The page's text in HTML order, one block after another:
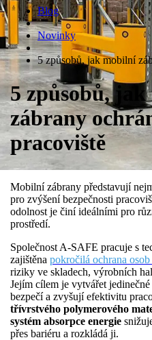
Blog
Novinky
5 způsobů, jak mobilní
5 způsobů,
zábrany
pracoviště
Mobilní zábrany představují
pro zvýšení bezpečnosti
odolnost je činí ideálními pro
prostředí.
Společnost A-SAFE pracuje s
zajištěna pokročilá ochrana osob
riziky ve skladech, výrobních
Jejím cílem je vytvářet
bezpečí a zvyšují efektivitu
třívrstvého polymerového
systém absorpce energie
přes bariéru a rozkládá ji.